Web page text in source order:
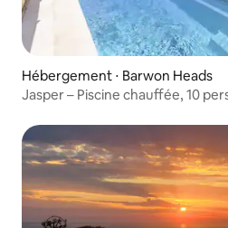
Hébergement ⋅ Barwon Heads
Jasper – Piscine chauffée, 10